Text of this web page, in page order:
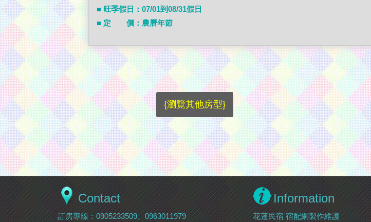
■ 旺季假日：07/01到08/31假日
■ 定 價：農曆年節
{瀏覽其他房型}
Contact
訂房專線： 0905233509、0963011979
Information
花蓮民宿宿配網製作維護